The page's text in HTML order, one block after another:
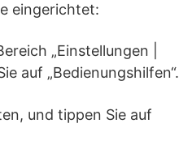
eingerichtet:
„Einstellungen |
auf „Bedienungshilfen“.
und tippen Sie auf